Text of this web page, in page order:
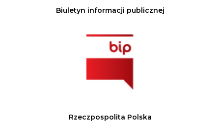
Biuletyn informacji publicznej
Rzeczpospolita Polska